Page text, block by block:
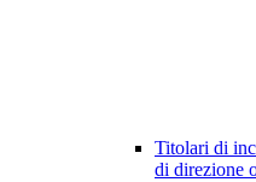
Titolari di
di direzione